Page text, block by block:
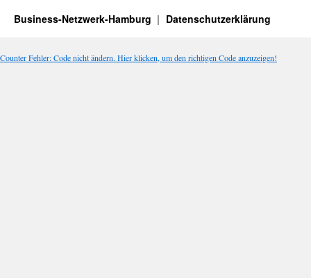
Business-Netzwerk-Hamburg Datenschutzerklärung
Counter Fehler: Code nicht ändern. Hier klicken, um den richtigen Code anzuzeigen!